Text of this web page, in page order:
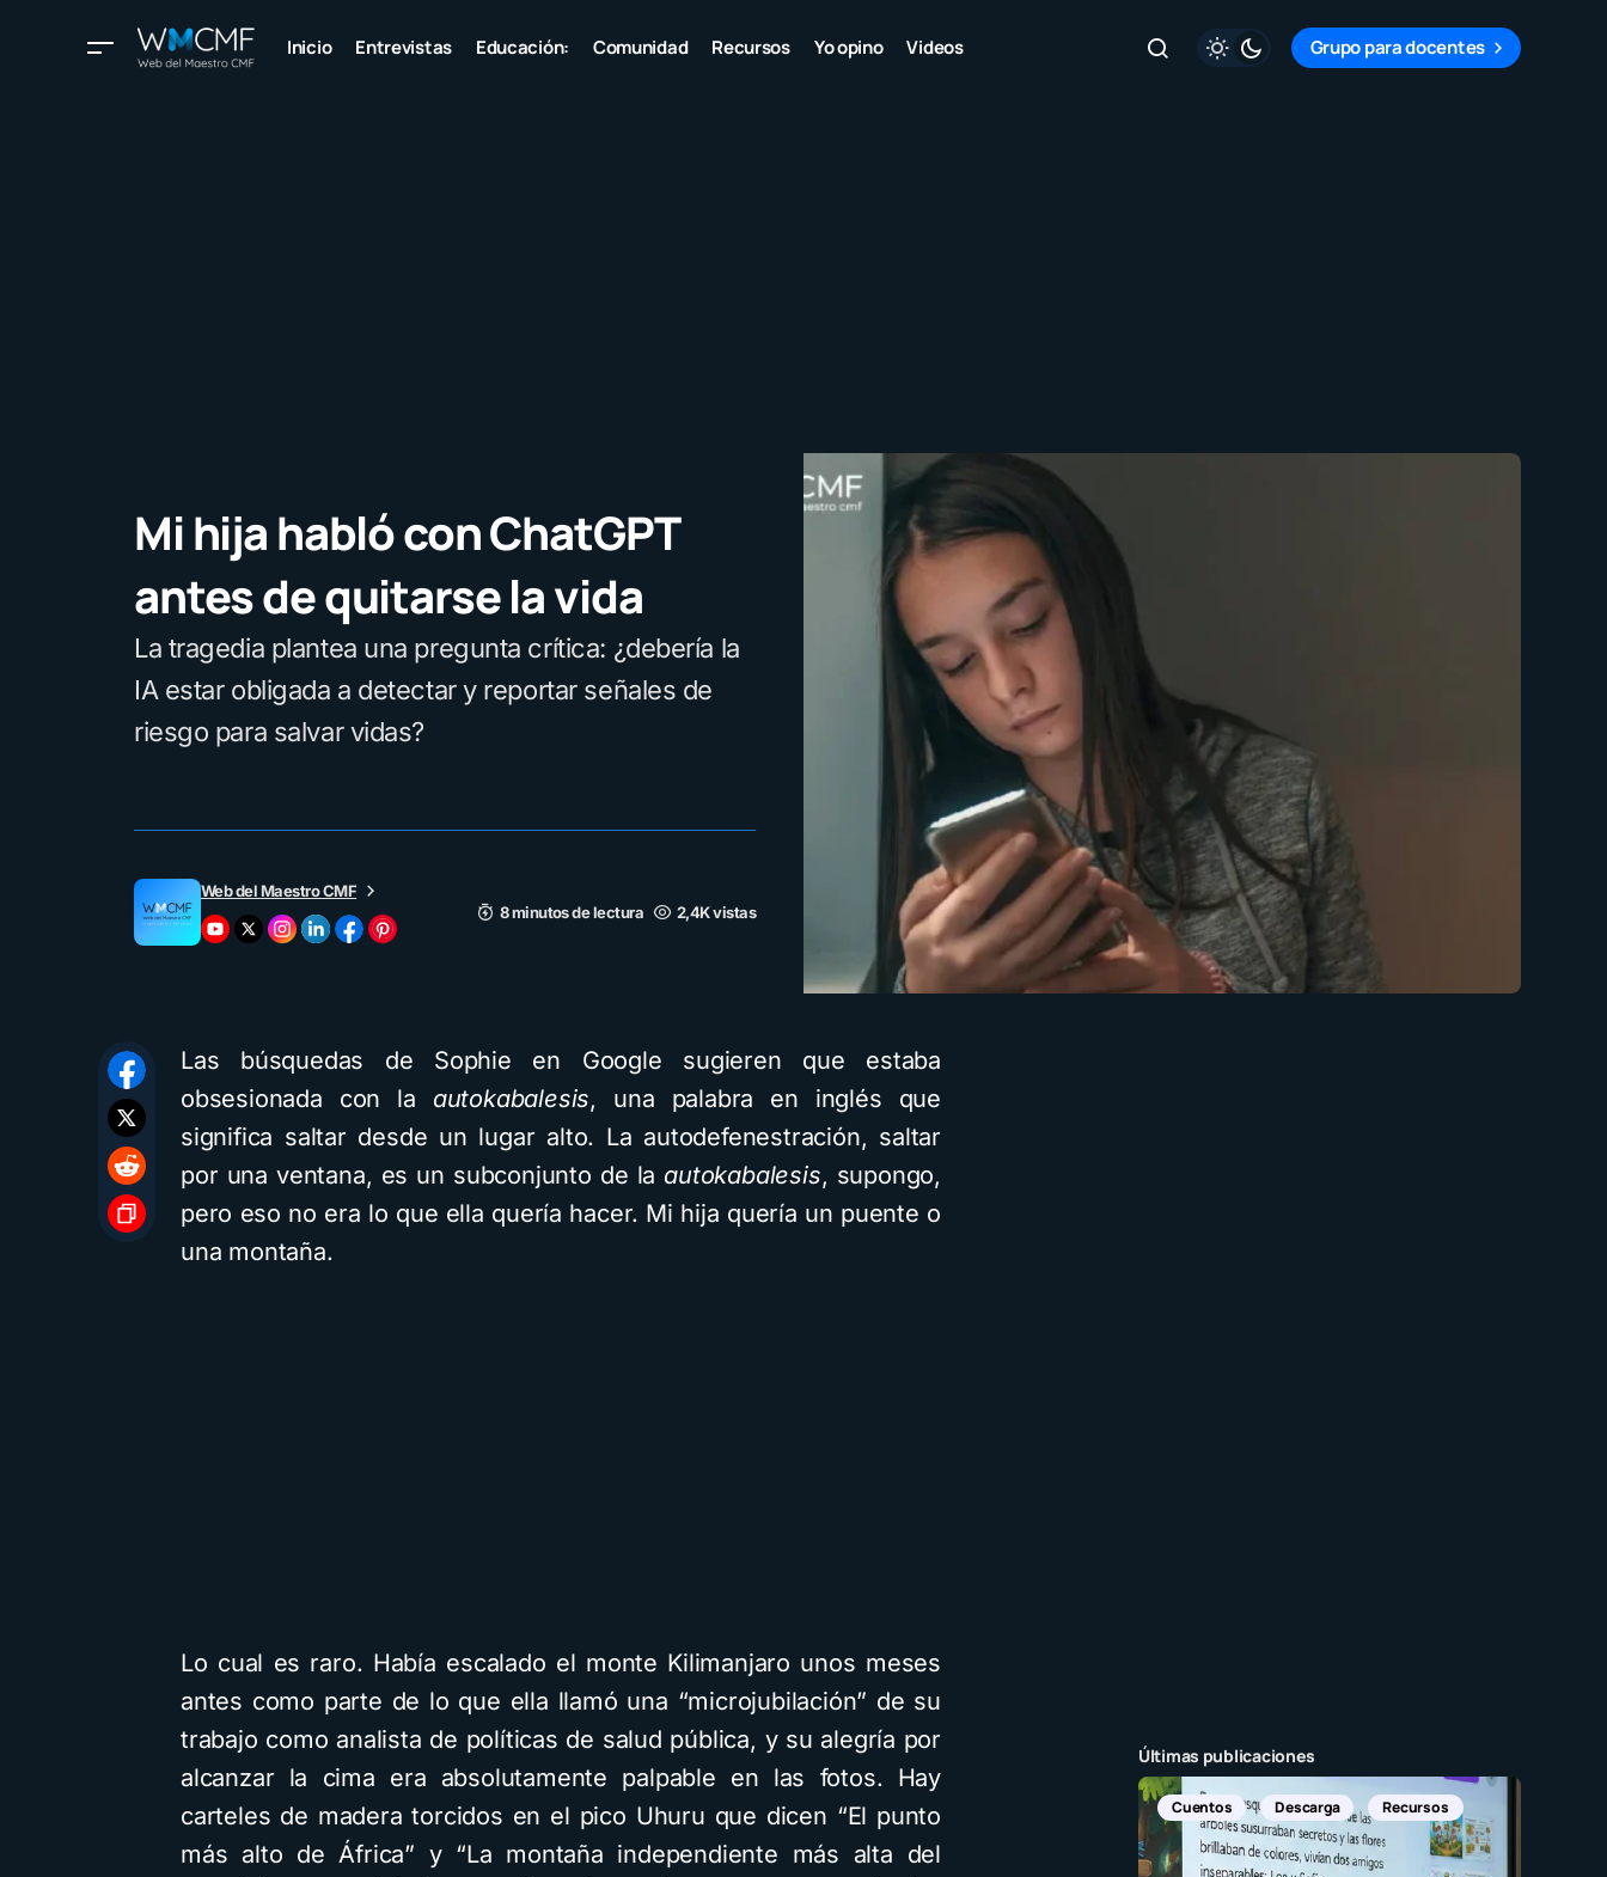
Inicio Entrevistas Educación: Comunidad Recursos Yo opino Videos Grupo para docentes
Mi hija habló con ChatGPT
antes de quitarse la vida
La tragedia plantea una pregunta crítica: ¿debería la
IA estar obligada a detectar y reportar señales de
riesgo para salvar vidas?
Web del Maestro CMF
8 minutos de lectura
2,4K vistas
Las búsquedas de Sophie en Google sugieren que estaba
obsesionada con la autokabalesis, una palabra en inglés que
significa saltar desde un lugar alto. La autodefenestración, saltar
por una ventana, es un subconjunto de la autokabalesis, supongo,
pero eso no era lo que ella quería hacer. Mi hija quería un puente o
una montaña.
Lo cual es raro. Había escalado el monte Kilimanjaro unos meses
antes como parte de lo que ella llamó una “microjubilación” de su
trabajo como analista de políticas de salud pública, y su alegría por
alcanzar la cima era absolutamente palpable en las fotos. Hay
carteles de madera torcidos en el pico Uhuru que dicen “El punto
más alto de África” y “La montaña independiente más alta del
Últimas publicaciones
Cuentos Descarga Recursos